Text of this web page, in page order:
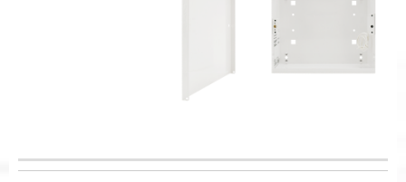
MIEJSCE NA
AKUMULATOR